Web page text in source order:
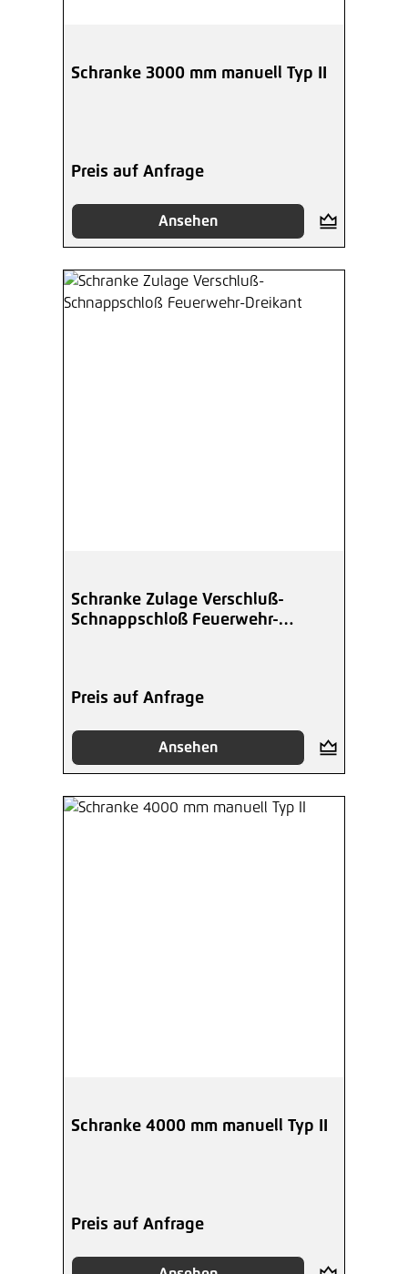
Schranke 3000 mm manuell Typ II
Preis auf Anfrage
Ansehen
Schranke Zulage Verschluß-
Schnappschloß Feuerwehr-
Preis auf Anfrage
Ansehen
Schranke 4000 mm manuell Typ II
Preis auf Anfrage